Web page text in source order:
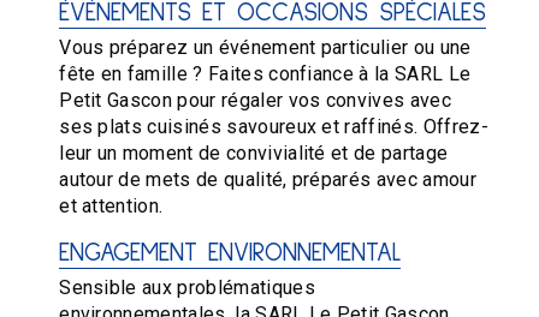
ÉVÉNEMENTS ET OCCASIONS SPÉCIALES
Vous préparez un événement particulier ou une
fête en famille ? Faites confiance à la SARL Le
Petit Gascon pour régaler vos convives avec
ses plats cuisinés savoureux et raffinés. Offrez-
leur un moment de convivialité et de partage
autour de mets de qualité, préparés avec amour
et attention.
ENGAGEMENT ENVIRONNEMENTAL
Sensible aux problématiques